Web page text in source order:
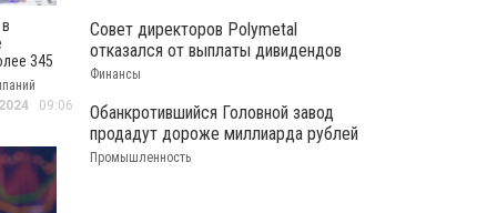
345
09:06
Совет директоров Polymetal
отказался от выплаты дивидендов
Финансы
Обанкротившийся Головной завод
продадут дороже миллиарда рублей
Промышленность